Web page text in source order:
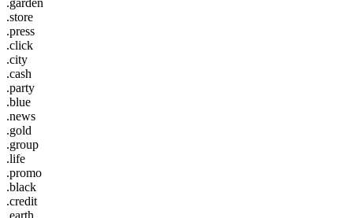
.store
.press
.click
.city
.cash
.party
.blue
.news
.gold
.group
.life
.promo
.black
.credit
.earth